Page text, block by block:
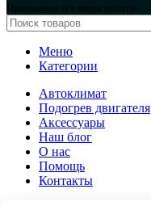
Принимаем все виды оплаты.
Меню
Категории
Автоклимат
Подогрев двигателя
Аксессуары
Наш блог
О нас
Помощь
Контакты